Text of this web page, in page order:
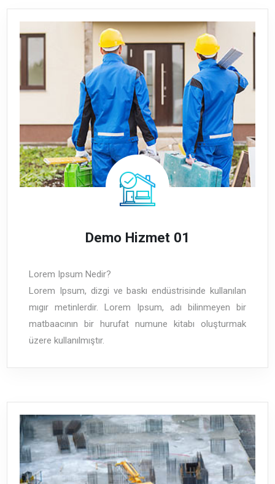
Demo Hizmet 01
Lorem Ipsum Nedir?
Lorem Ipsum, dizgi ve baskı endüstrisinde kullanılan
mıgır metinlerdir. Lorem Ipsum, adı bilinmeyen bir
matbaacının bir hurufat numune kitabı oluşturmak
üzere kullanılmıştır.